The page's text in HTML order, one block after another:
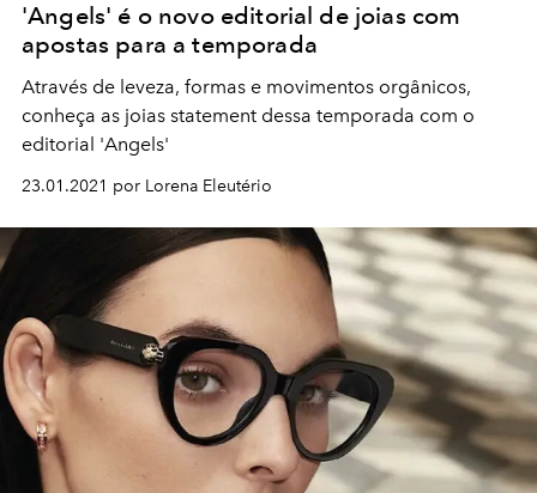
'Angels' é o novo editorial de joias com
apostas para a temporada
Através de leveza, formas e movimentos orgânicos,
conheça as joias statement dessa temporada com o
editorial 'Angels'
23.01.2021 por Lorena Eleutério